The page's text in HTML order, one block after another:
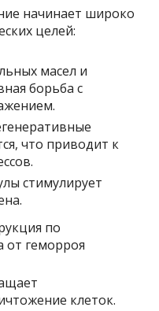
начинает широко
целей:
масел и
борьба с
что приводит к
стимулирует
клеток.